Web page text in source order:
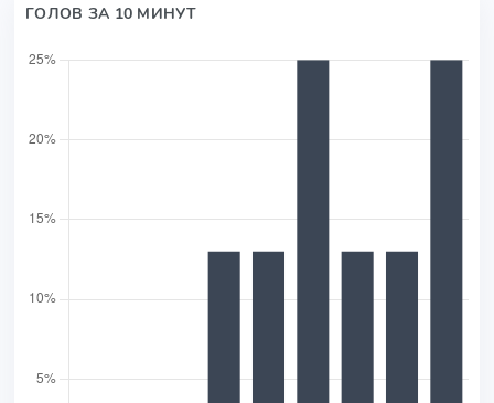
ГОЛОВ ЗА 10 МИНУТ